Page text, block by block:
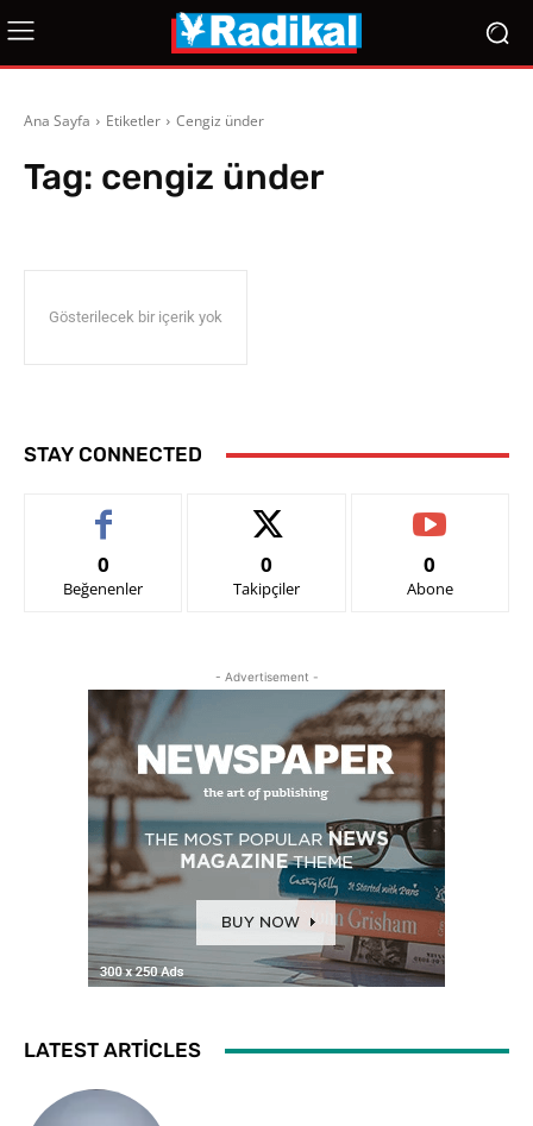
Ana Sayfa Etiketler Cengiz ünder
Tag: cengiz ünder
Gösterilecek bir içerik yok
STAY CONNECTED
0
Beğenenler
0
Takipçiler
0
Abone
- Advertisement -
LATEST ARTICLES